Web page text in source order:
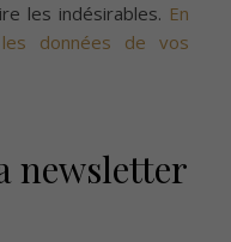
les indésirables. En
données de vos
newsletter